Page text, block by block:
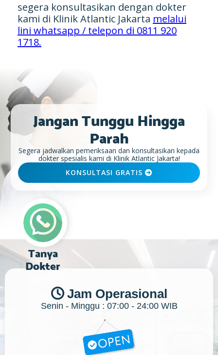
segera konsultasikan dengan dokter
kami di Klinik Atlantic Jakarta melalui
lini whatsapp / telepon di 0811 920
1718.
Jangan Tunggu Hingga
Parah
Segera jadwalkan pemeriksaan dan konsultasikan kepada
dokter spesialis kami di Klinik Atlantic Jakarta!
KONSULTASI GRATIS 
Tanya
Dokter
Jam Operasional
Senin - Minggu : 07:00 - 24:00 WIB